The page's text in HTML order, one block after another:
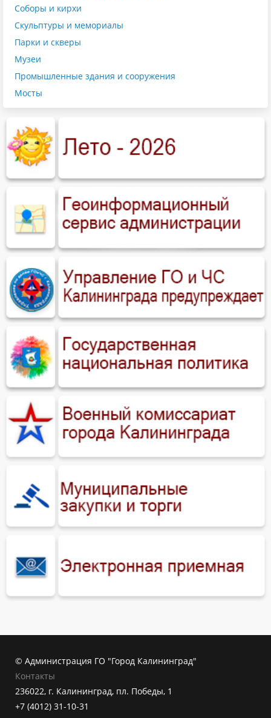
Соборы и кирхи
Скульптуры и мемориалы
Парки и скверы
Музеи
Промышленные здания и сооружения
Мосты
© Администрация ГО "Город Калининград"
Контакты
236022, г. Калининград, пл. Победы, 1
+7 (4012) 31-10-31